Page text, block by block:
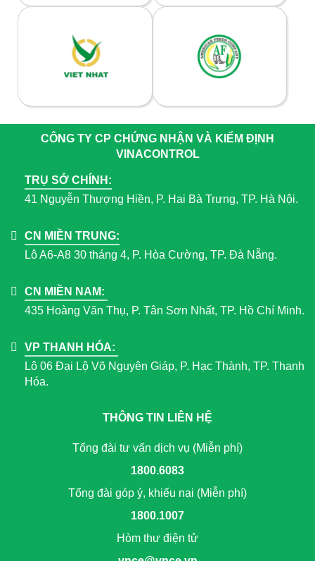
CÔNG TY CP CHỨNG NHẬN VÀ KIỂM ĐỊNH
VINACONTROL
TRỤ SỞ CHÍNH:
41 Nguyễn Thượng Hiền, P. Hai Bà Trưng, TP. Hà Nội.
CN MIỀN TRUNG:
Lô A6-A8 30 tháng 4, P. Hòa Cường, TP. Đà Nẵng.
CN MIỀN NAM:
435 Hoàng Văn Thụ, P. Tân Sơn Nhất, TP. Hồ Chí Minh.
VP THANH HÓA:
Lô 06 Đại Lộ Võ Nguyên Giáp, P. Hạc Thành, TP. Thanh
Hóa.
THÔNG TIN LIÊN HỆ
Tổng đài tư vấn dịch vụ (Miễn phí)
1800.6083
Tổng đài góp ý, khiếu nại (Miễn phí)
1800.1007
Hòm thư điện tử